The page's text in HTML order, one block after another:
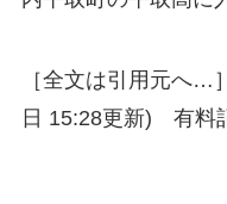
［全文は引用元へ…
日 15:28更新) 有料